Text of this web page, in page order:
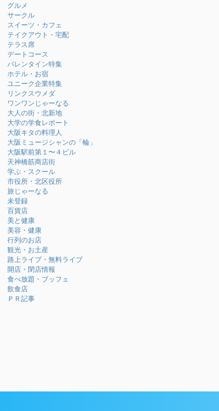
グルメ
サークル
スイーツ・カフェ
テイクアウト・宅配
テラス席
デートコース
バレンタイン特集
ホテル・お宿
ユニーク企業特集
リンクスウメダ
ワンワンじゃーなる
大人の街・北新地
大学の学食レポート
大阪キタの料理人
大阪ミュージシャンの「輪」
大阪駅前第１〜４ビル
天神橋筋商店街
学ぶ・スクール
市役所・北区役所
旅じゃーなる
未登録
百貨店
美と健康
美容・健康
行列のお店
観光・お土産
路上ライブ・無料ライブ
開店・閉店情報
食べ放題・ブッフェ
飲食店
ＰＲ記事